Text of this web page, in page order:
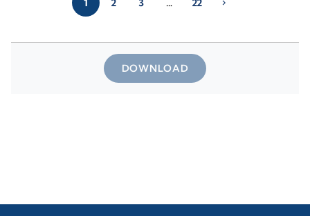
1 2 3 … 22 chevron_right
DOWNLOAD